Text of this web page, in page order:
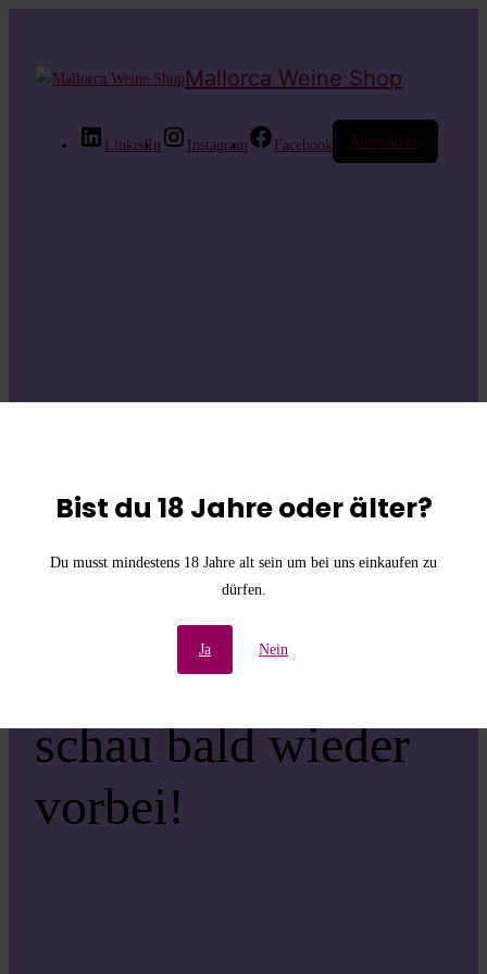
Bist du 18 Jahre oder älter?
Du musst mindestens 18 Jahre alt sein um bei uns einkaufen zu
dürfen.
Ja Nein
Mallorca Weine Shop
LinkedIn Instagram Facebook Anmelden
die
Unannehmlichkeiten!
Wir arbeiten an einer
großartigen Sache –
schau bald wieder
vorbei!